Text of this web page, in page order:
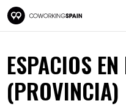
Pasar al contenido
ESPACIOS
(PROVINCIA)